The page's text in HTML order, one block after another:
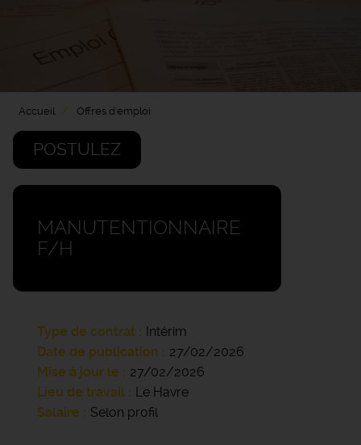
Accueil Offres d'emploi
POSTULEZ
MANUTENTIONNAIRE
F/H
Type de contrat
Intérim
Date de publication
27/02/2026
Mise à jour le
27/02/2026
Lieu de travail
Le Havre
Salaire
Selon profil